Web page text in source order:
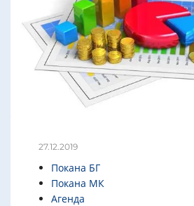
27.12.2019
Покана БГ
Покана МК
Агенда